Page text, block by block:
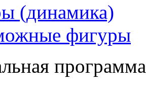
(динамика)
фигуры